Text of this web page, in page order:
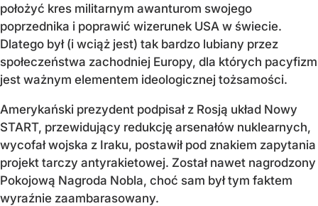
położyć kres militarnym awanturom swojego
poprzednika i poprawić wizerunek USA w świecie.
Dlatego był (i wciąż jest) tak bardzo lubiany przez
społeczeństwa zachodniej Europy, dla których pacyfizm
jest ważnym elementem ideologicznej tożsamości.
Amerykański prezydent podpisał z Rosją układ Nowy
START, przewidujący redukcję arsenałów nuklearnych,
wycofał wojska z Iraku, postawił pod znakiem zapytania
projekt tarczy antyrakietowej. Został nawet nagrodzony
Pokojową Nagroda Nobla, choć sam był tym faktem
wyraźnie zaambarasowany.